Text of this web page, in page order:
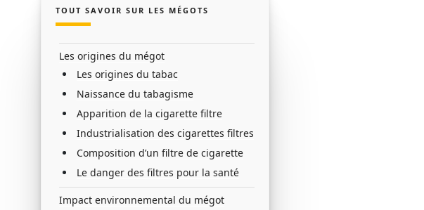
TOUT SAVOIR SUR LES MÉGOTS
Les origines du mégot
Les origines du tabac
Naissance du tabagisme
Apparition de la cigarette filtre
Industrialisation des cigarettes filtres
Composition d’un filtre de cigarette
Le danger des filtres pour la santé
Impact environnemental du mégot